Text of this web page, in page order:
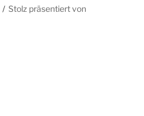
Stolz präsentiert von